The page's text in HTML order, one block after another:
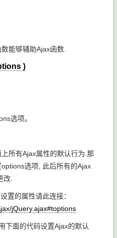
能够辅助Ajax函数.
)
选项。
所有Ajax属性的默认行为.那
选项, 此后所有的Ajax
改.
置的属性请此连接：
jQuery.ajax#toptions
下面的代码设置Ajax的默认